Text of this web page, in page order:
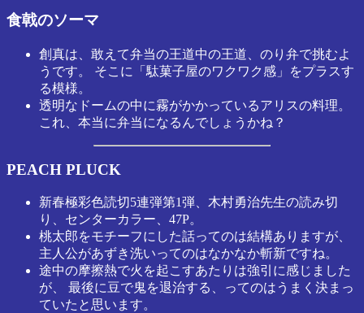
食戟のソーマ
創真は、敢えて弁当の王道中の王道、のり弁で挑むよ
うです。 そこに「駄菓子屋のワクワク感」をプラスす
る模様。
透明なドームの中に霧がかかっているアリスの料理。
これ、本当に弁当になるんでしょうかね？
PEACH PLUCK
新春極彩色読切5連弾第1弾、木村勇治先生の読み切
り、センターカラー、47P。
桃太郎をモチーフにした話ってのは結構ありますが、
主人公があずき洗いってのはなかなか斬新ですね。
途中の摩擦熱で火を起こすあたりは強引に感じました
が、 最後に豆で鬼を退治する、ってのはうまく決まっ
ていたと思います。